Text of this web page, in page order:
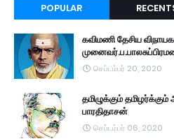
POPULAR
கவிமணி தேசிய
செப்டம்பர் 20, 2020
தமிழுக்கும்
பாரதிதாசன்
செப்டம்பர் 06, 2020